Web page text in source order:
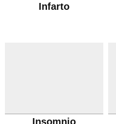
Infarto
Insomnio